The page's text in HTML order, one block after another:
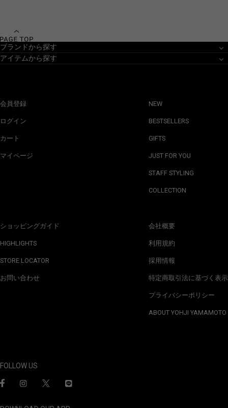
ブランドから探す
アイテムから探す
会員登録
ログイン
カート
マイページ
ショッピングガイド
HIGHLIGHTS
STORE LOCATOR
お問い合わせ
NEW
BESTSELLERS
GIFTS
JUST FOR YOU
STAFF STYLING
COLLECTION
会社概要
利用規約
採用情報
特定商取引法に基づく表示
プライバシーポリシー
ABOUT YOHJI YAMAMOTO
FOLLOW US